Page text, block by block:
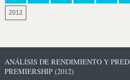
2012
ANÁLISIS DE RENDIMIENTO Y
PREMIERSHIP (2012)